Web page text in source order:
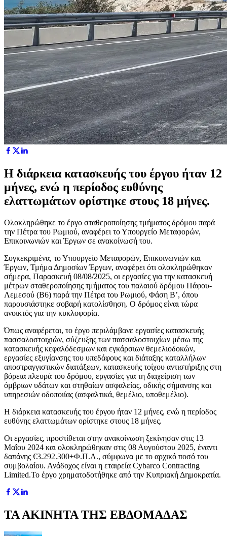
Η διάρκεια κατασκευής του έργου ήταν 12
μήνες, ενώ η περίοδος ευθύνης
ελαττωμάτων ορίστηκε στους 18 μήνες.
Ολοκληρώθηκε το έργο σταθεροποίησης τμήματος δρόμου παρά
την Πέτρα του Ρωμιού, αναφέρει το Υπουργείο Μεταφορών,
Επικοινωνιών και Έργων σε ανακοίνωσή του.
Συγκεκριμένα, το Υπουργείο Μεταφορών, Επικοινωνιών και
Έργων, Τμήμα Δημοσίων Έργων, αναφέρει ότι ολοκληρώθηκαν
σήμερα, Παρασκευή 08/08/2025, οι εργασίες για την κατασκευή
μέτρων σταθεροποίησης τμήματος του παλαιού δρόμου Πάφου-
Λεμεσού (Β6) παρά την Πέτρα του Ρωμιού, Φάση Β’, όπου
παρουσιάστηκε σοβαρή κατολίσθηση. Ο δρόμος είναι τώρα
ανοικτός για την κυκλοφορία.
Όπως αναφέρεται, το έργο περιλάμβανε εργασίες κατασκευής
πασσαλοστοιχιών, σύζευξης των πασσαλοστοιχίων μέσω της
κατασκευής κεφαλόδεσμων και εγκάρσιων θεμελιοδοκών,
εργασίες εξυγίανσης του υπεδάφους και διάταξης καταλλήλων
αποστραγγιστικών διατάξεων, κατασκευής τοίχου αντιστήριξης στη
βόρεια πλευρά του δρόμου, εργασίες για τη διαχείριση των
όμβριων υδάτων και στηθαίων ασφαλείας, οδικής σήμανσης και
υπηρεσιών οδοποιίας (ασφαλτικά, θεμέλιο, υποθεμέλιο).
Η διάρκεια κατασκευής του έργου ήταν 12 μήνες, ενώ η περίοδος
ευθύνης ελαττωμάτων ορίστηκε στους 18 μήνες.
Οι εργασίες, προστίθεται στην ανακοίνωση ξεκίνησαν στις 13
Μαΐου 2024 και ολοκληρώθηκαν στις 08 Αυγούστου 2025, έναντι
δαπάνης €3.292.300+Φ.Π.Α., σύμφωνα με το αρχικό ποσό του
συμβολαίου. Ανάδοχος είναι η εταιρεία Cybarco Contracting
Limited.Το έργο χρηματοδοτήθηκε από την Κυπριακή Δημοκρατία.
ΤΑ ΑΚΙΝΗΤΑ ΤΗΣ ΕΒΔΟΜΑΔΑΣ